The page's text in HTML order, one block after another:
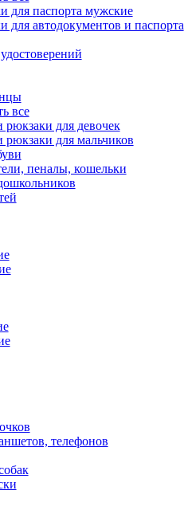
для паспорта мужские
для автодокументов и паспорта
все
для девочек
для мальчиков
пеналы, кошельки
телефонов